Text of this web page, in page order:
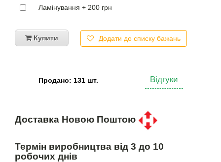
Ламінування + 200 грн
Купити Додати до списку бажань
Продано: 131 шт. Відгуки
Доставка Новою Поштою
Термін виробництва від 3 до 10
робочих днів